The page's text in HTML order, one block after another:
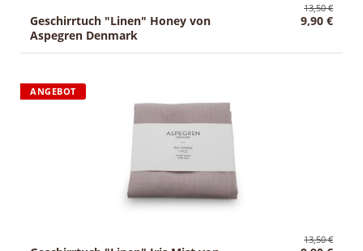
13,50 €
Geschirrtuch "Linen" Honey von
Aspegren Denmark
9,90 €
ANGEBOT
13,50 €